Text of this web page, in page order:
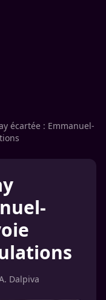
écartée : Emmanuel-
Dalpiva